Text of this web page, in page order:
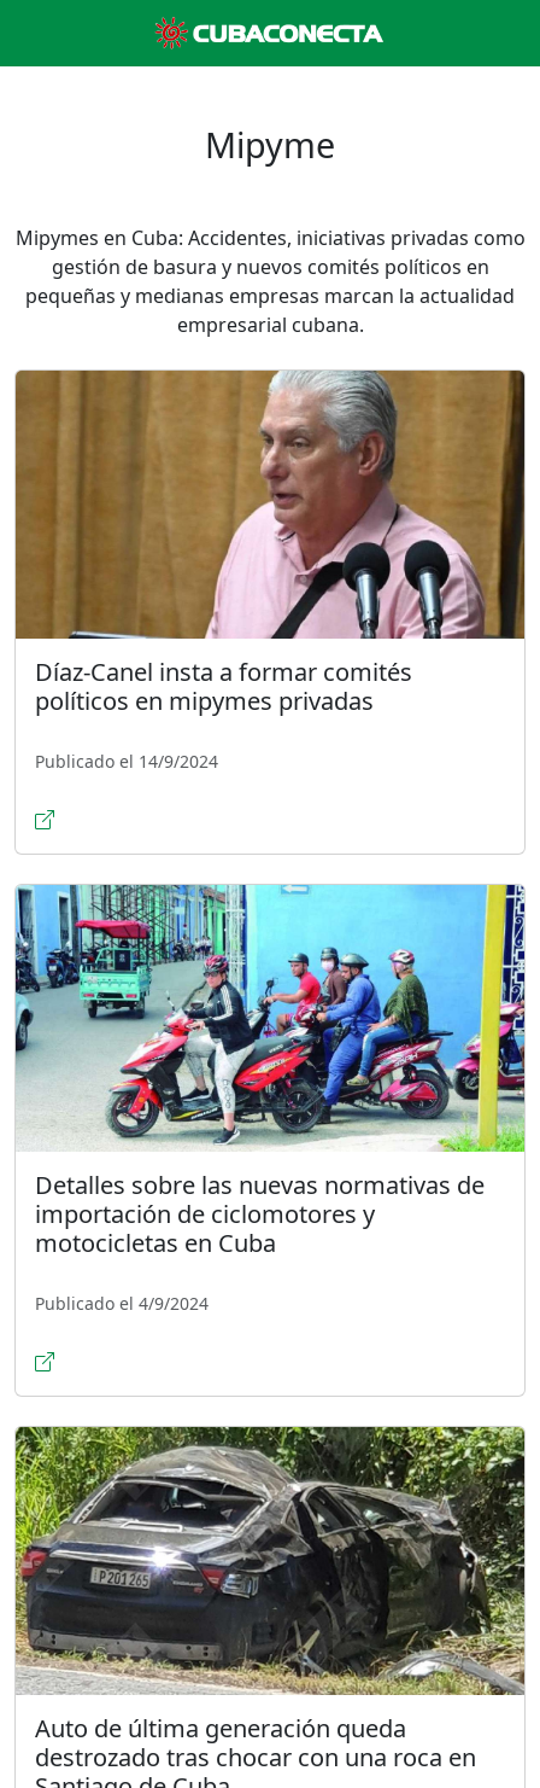
Mipyme
Mipymes en Cuba: Accidentes, iniciativas privadas como
gestión de basura y nuevos comités políticos en
pequeñas y medianas empresas marcan la actualidad
empresarial cubana.
Díaz-Canel insta a formar comités
políticos en mipymes privadas
Publicado el 14/9/2024
Detalles sobre las nuevas normativas de
importación de ciclomotores y
motocicletas en Cuba
Publicado el 4/9/2024
Auto de última generación queda
destrozado tras chocar con una roca en